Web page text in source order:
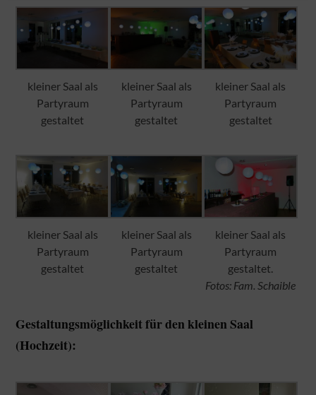
kleiner Saal als
Partyraum
gestaltet
kleiner Saal als
Partyraum
gestaltet
kleiner Saal als
Partyraum
gestaltet
kleiner Saal als
Partyraum
gestaltet
kleiner Saal als
Partyraum
gestaltet
kleiner Saal als
Partyraum
gestaltet.
Fotos: Fam. Schaible
Gestaltungsmöglichkeit für den kleinen Saal
(Hochzeit):